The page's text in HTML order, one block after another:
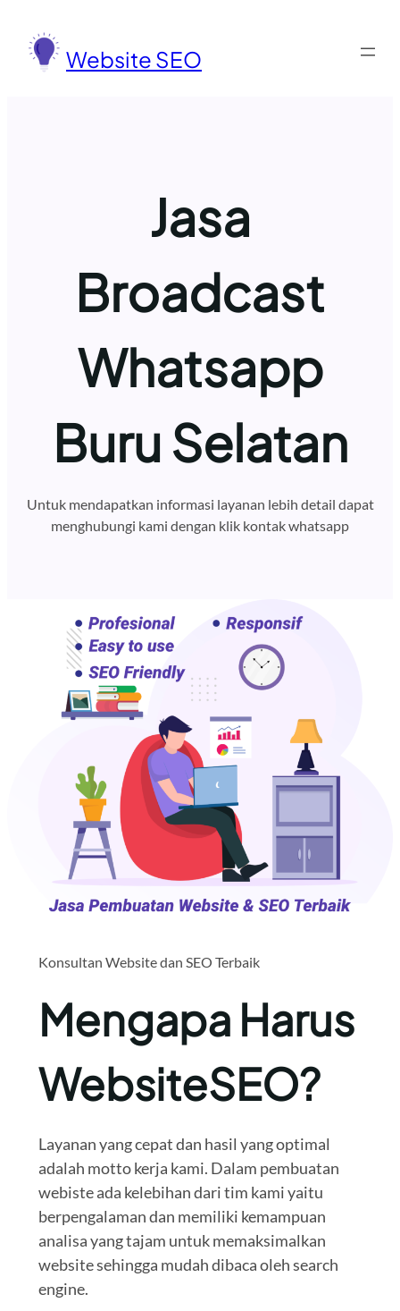
konten
Website SEO
Jasa
Broadcast
Whatsapp
Buru Selatan
Untuk mendapatkan informasi layanan lebih detail dapat
menghubungi kami dengan klik kontak whatsapp
Konsultan Website dan SEO Terbaik
Mengapa Harus
WebsiteSEO?
Layanan yang cepat dan hasil yang optimal
adalah motto kerja kami. Dalam pembuatan
webiste ada kelebihan dari tim kami yaitu
berpengalaman dan memiliki kemampuan
analisa yang tajam untuk memaksimalkan
website sehingga mudah dibaca oleh search
engine.